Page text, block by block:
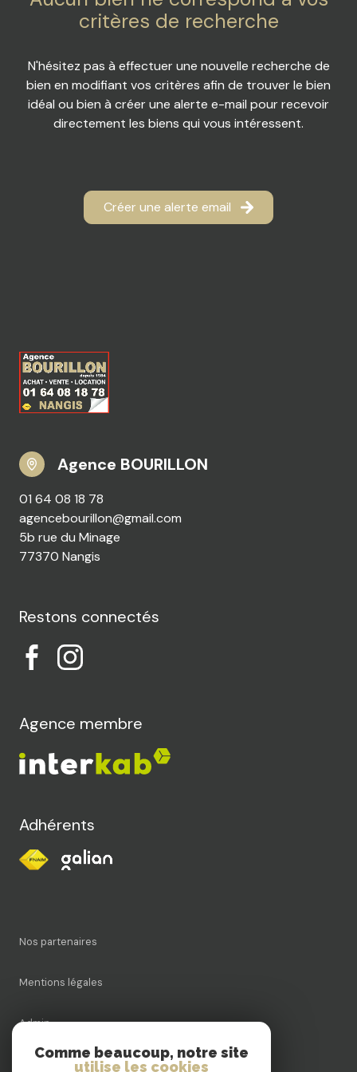
IMMOBILIER
PROFESSIONEL
DIVERS
ACTUALITEScritères de recherche
N'hésitez pas à effectuer une nouvelle recherche de
bien en modifiant vos critères afin de trouver le bien
idéal ou bien à créer une alerte e-mail pour recevoir
directement les biens qui vous intéressent.
Créer une alerte email
Agence BOURILLON
01 64 08 18 78
agencebourillon@gmail.com
5b rue du Minage
77370 Nangis
Restons connectés
Agence membre
Adhérents
Nos partenaires
Mentions légales
Admin
Nos honoraires
Comme beaucoup, notre site
utilise les cookies